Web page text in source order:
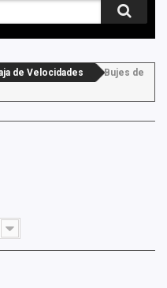
de Velocidades
Bujes de